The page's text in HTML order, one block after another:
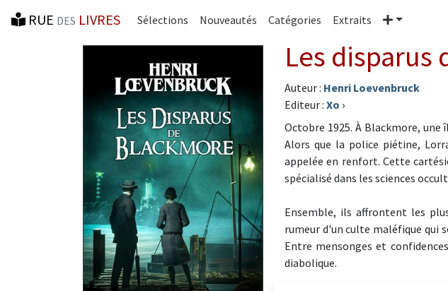
RUE DES LIVRES Sélections Nouveautés Catégories Extraits Plus
Les disparus
Auteur : Henri Loevenbruck
Editeur : Xo ›
Octobre 1925. À Blackmore,
Alors que la police piétine,
appelée en renfort. Cette
spécialisé dans les sciences
Ensemble, ils affrontent les
rumeur d'un culte maléfique qui
Entre mensonges et
diabolique.